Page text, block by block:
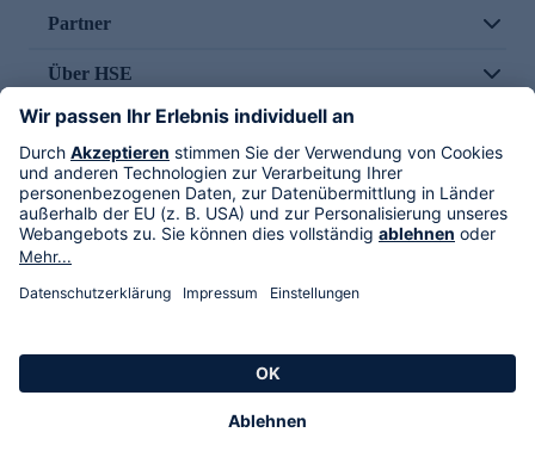
Partner
Über HSE
Im TV
HSE International